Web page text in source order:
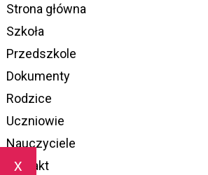
x
Strona główna
Szkoła
Przedszkole
Dokumenty
Rodzice
Uczniowie
Nauczyciele
Kontakt